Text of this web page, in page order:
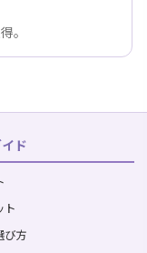
。
ド
ト
び方